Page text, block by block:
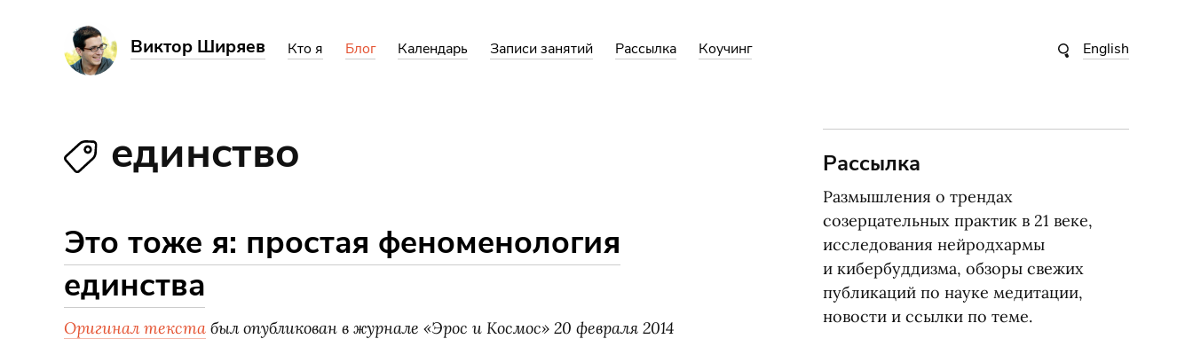
English
Виктор Ширяев Кто я Блог Календарь Записи занятий Рассылка Коучинг
единство
Это тоже я: простая феноменология
единства
Оригинал текста был опубликован в журнале «Эрос и Космос» 20 февраля 2014
Рассылка
Размышления о трендах
созерцательных практик в 21 веке,
исследования нейродхармы
и кибербуддизма, обзоры свежих
публикаций по науке медитации,
новости и ссылки по теме.